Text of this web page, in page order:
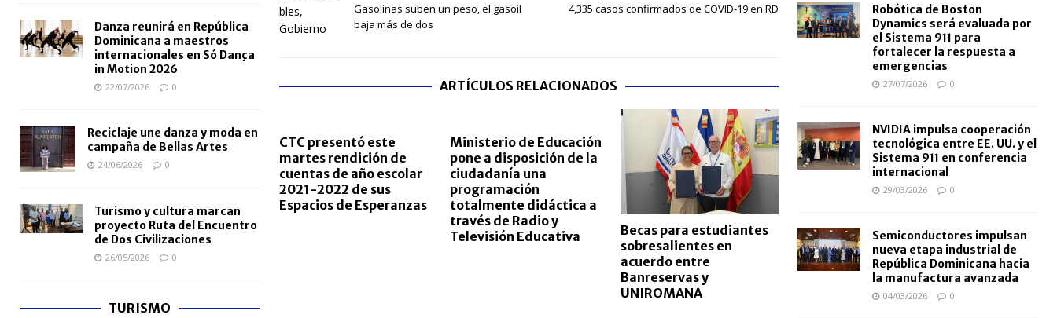
Gasolinas suben un peso, el gasoil
baja más de dos
4,335 casos confirmados de COVID-19 en RD
ARTÍCULOS RELACIONADOS
CTC presentó este
martes rendición de
cuentas de año escolar
2021-2022 de sus
Espacios de Esperanzas
Ministerio de Educación
pone a disposición de la
ciudadanía una
programación
totalmente didáctica a
través de Radio y
Televisión Educativa
Becas para estudiantes
sobresalientes en
acuerdo entre
Banreservas y
UNIROMANA
Danza reunirá en República
Dominicana a maestros
internacionales en Só Dança
in Motion 2026
22/07/2026 0
Reciclaje une danza y moda en
campaña de Bellas Artes
24/06/2026 0
Turismo y cultura marcan
proyecto Ruta del Encuentro
de Dos Civilizaciones
26/05/2026 0
TURISMO
Robótica de Boston
Dynamics será evaluada por
el Sistema 911 para
fortalecer la respuesta a
emergencias
27/07/2026 0
NVIDIA impulsa cooperación
tecnológica entre EE. UU. y el
Sistema 911 en conferencia
internacional
29/03/2026 0
Semiconductores impulsan
nueva etapa industrial de
República Dominicana hacia
la manufactura avanzada
04/03/2026 0